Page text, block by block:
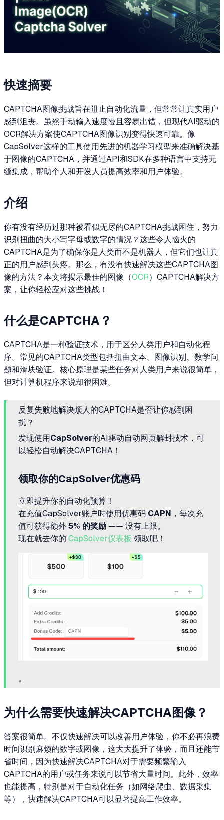
快速摘要
CAPTCHA图像挑战旨在阻止自动化流量，但常常让真实用户
感到沮丧。虽然手动输入速度慢且容易出错，但现代AI驱动的
OCR解决方案使CAPTCHA图像识别变得快速可靠。像
CapSolver这样的工具使用先进的机器学习模型来准确解决基
于图像的CAPTCHA，并通过API和SDK在多种语言中支持无
缝集成，帮助个人和开发人员提高效率和用户体验。
介绍
你有没有经历过那种被看似无尽的CAPTCHA挑战困住，努力
识别扭曲的大小写字母或数字的情况？这些令人恼火的
CAPTCHA是为了确保你是人类而不是机器人，但它们也让真
正的用户感到头疼。那么，有没有快速解决这些CAPTCHA图
像的方法？本文将揭示最佳的图像（OCR）CAPTCHA解决方
案，让你轻松应对这些挑战！
什么是CAPTCHA？
CAPTCHA是一种验证技术，用于区分人类用户和自动化程
序。常见的CAPTCHA类型包括扭曲文本、图像识别、数学问
题和滑块验证。核心原理是某些任务对人类用户来说很简单，
但对计算机程序来说却很困难。
反复失败地解决烦人的CAPTCHA是否让你感到困
扰？
发现使用CapSolver的AI驱动自动网页解封技术，可
以轻松自动解决CAPTCHA！
领取你的CapSolver优惠码
立即提升你的自动化预算！
在充值CapSolver账户时使用优惠码 CAPN ，每次充
值可获得额外 5% 的奖励 —— 没有上限。
现在就去你的 CapSolver仪表板 领取吧！
。
为什么需要快速解决CAPTCHA图像？
答案很简单。不仅快速解决可以改善用户体验，你不必再浪费
时间识别麻烦的数字或图像，这大大提升了体验，而且还能节
省时间，因为快速解决CAPTCHA对于需要频繁输入
CAPTCHA的用户或任务来说可以节省大量时间。此外，效率
也能提高，特别是对于自动化任务（如网络爬虫、数据采集
等），快速解决CAPTCHA可以显著提高工作效率。